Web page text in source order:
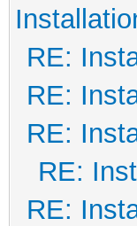
RE:
RE:
RE:
RE:
RE: